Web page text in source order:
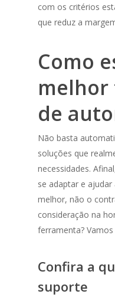
com os critérios
que reduz a
Como
de
Não basta
soluções que
necessidades.
se adaptar e
melhor, não o
consideração na
ferramenta?
Confira a
suporte